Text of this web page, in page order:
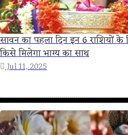
सावन का पहला दिन इन 6 राशियों
किसे मिलेगा भाग्य का साथ
Jul 11, 2025